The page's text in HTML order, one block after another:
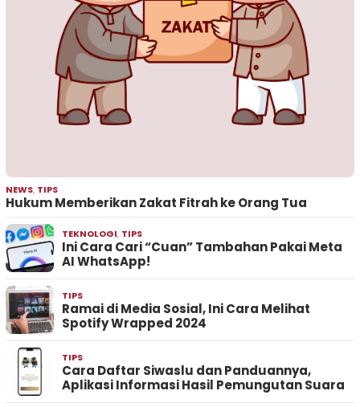
NEWS, TIPS
Hukum Memberikan Zakat Fitrah ke Orang Tua
TEKNOLOGI, TIPS
Ini Cara Cari “Cuan” Tambahan Pakai Meta
AI WhatsApp!
TIPS
Ramai di Media Sosial, Ini Cara Melihat
Spotify Wrapped 2024
TIPS
Cara Daftar Siwaslu dan Panduannya,
Aplikasi Informasi Hasil Pemungutan Suara